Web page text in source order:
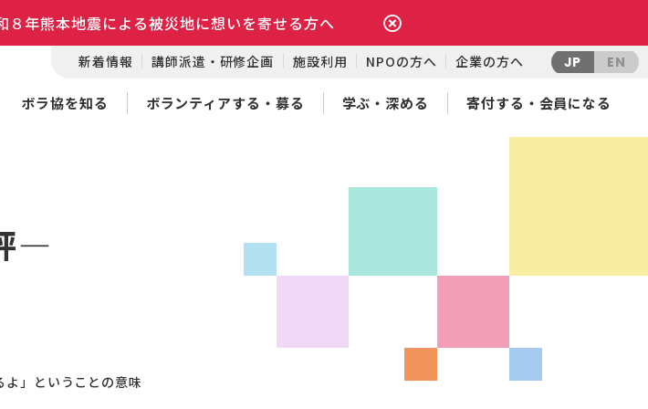
８年熊本地震による被災地に想いを寄せる方へ
新着情報 講師派遣・研修企画 施設利用 NPOの方へ 企業の方へ JP EN
ボラ協を知る ボランティアする・募る 学ぶ・深める 寄付する・会員になる
―
よ」ということの意味